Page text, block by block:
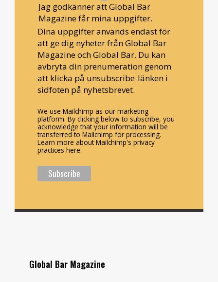
Jag godkänner att Global Bar
Magazine får mina uppgifter.
Dina uppgifter används endast för
att ge dig nyheter från Global Bar
Magazine och Global Bar. Du kan
avbryta din prenumeration genom
att klicka på unsubscribe-länken i
sidfoten på nyhetsbrevet.
We use Mailchimp as our marketing
platform. By clicking below to subscribe, you
acknowledge that your information will be
transferred to Mailchimp for processing.
Learn more about Mailchimp's privacy
practices here.
Global Bar Magazine